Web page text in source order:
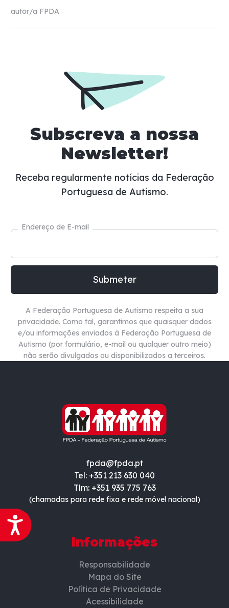
Acessibilidade
autor/a FPDA
Subscreva a nossa
Newsletter!
Receba regularmente notícias da Federação
Portuguesa de Autismo.
Endereço de E-mail
A Federação Portuguesa de Autismo respeita a sua
privacidade. Como tal, garantimos que quaisquer dados
e/ou informações enviados à Federação Portuguesa de
Autismo (por formulário, e-mail ou qualquer outro meio)
não serão divulgados ou disponibilizados a terceiros.
fpda@fpda.pt
Tel: +351 213 630 040
Tlm: +351 935 775 763
(chamadas para rede fixa e rede móvel nacional)
Informações
Responsabilidade
Mapa do Site
Política de Privacidade
Acessibilidade